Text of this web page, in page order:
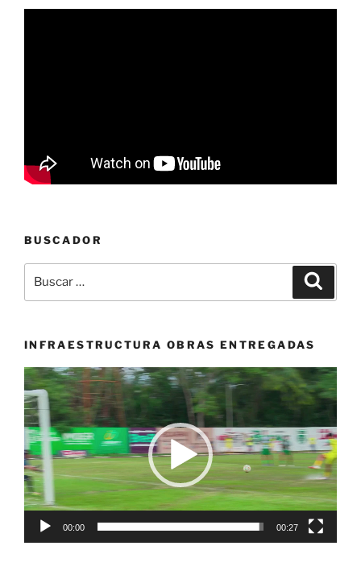
BUSCADOR
por:
INFRAESTRUCTURA OBRAS ENTREGADAS
Reproductor
de
vídeo
00:00 00:27